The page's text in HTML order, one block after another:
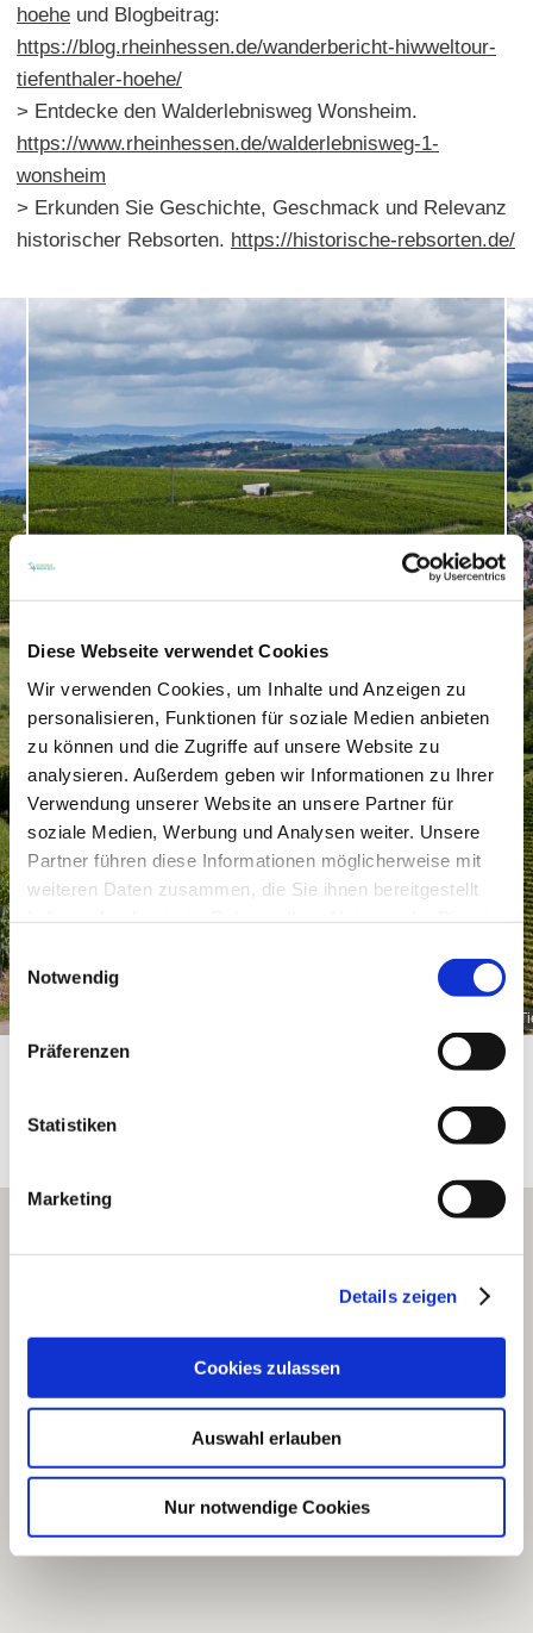
Diese Webseite verwendet Cookies
Wir verwenden Cookies, um Inhalte und Anzeigen zu
personalisieren, Funktionen für soziale Medien anbieten
zu können und die Zugriffe auf unsere Website zu
analysieren. Außerdem geben wir Informationen zu Ihrer
Verwendung unserer Website an unsere Partner für
soziale Medien, Werbung und Analysen weiter. Unsere
Partner führen diese Informationen möglicherweise mit
weiteren Daten zusammen, die Sie ihnen bereitgestellt
Einwilligungsauswahl
Notwendig
Präferenzen
Statistiken
Marketing
Details zeigen
Cookies zulassen
Auswahl erlauben
Nur notwendige Cookies
hoehe und Blogbeitrag:
https://blog.rheinhessen.de/wanderbericht-hiwweltour-
tiefenthaler-hoehe/
> Entdecke den Walderlebnisweg Wonsheim.
https://www.rheinhessen.de/walderlebnisweg-1-
wonsheim
> Erkunden Sie Geschichte, Geschmack und Relevanz
historischer Rebsorten. https://historische-rebsorten.de/